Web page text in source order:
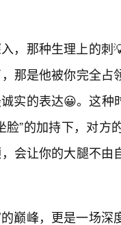
，那种生理上的
那是他被你完全
实的表达😀。这
脸”的加持下，对
会让你的大腿不
巅峰，更是一场深